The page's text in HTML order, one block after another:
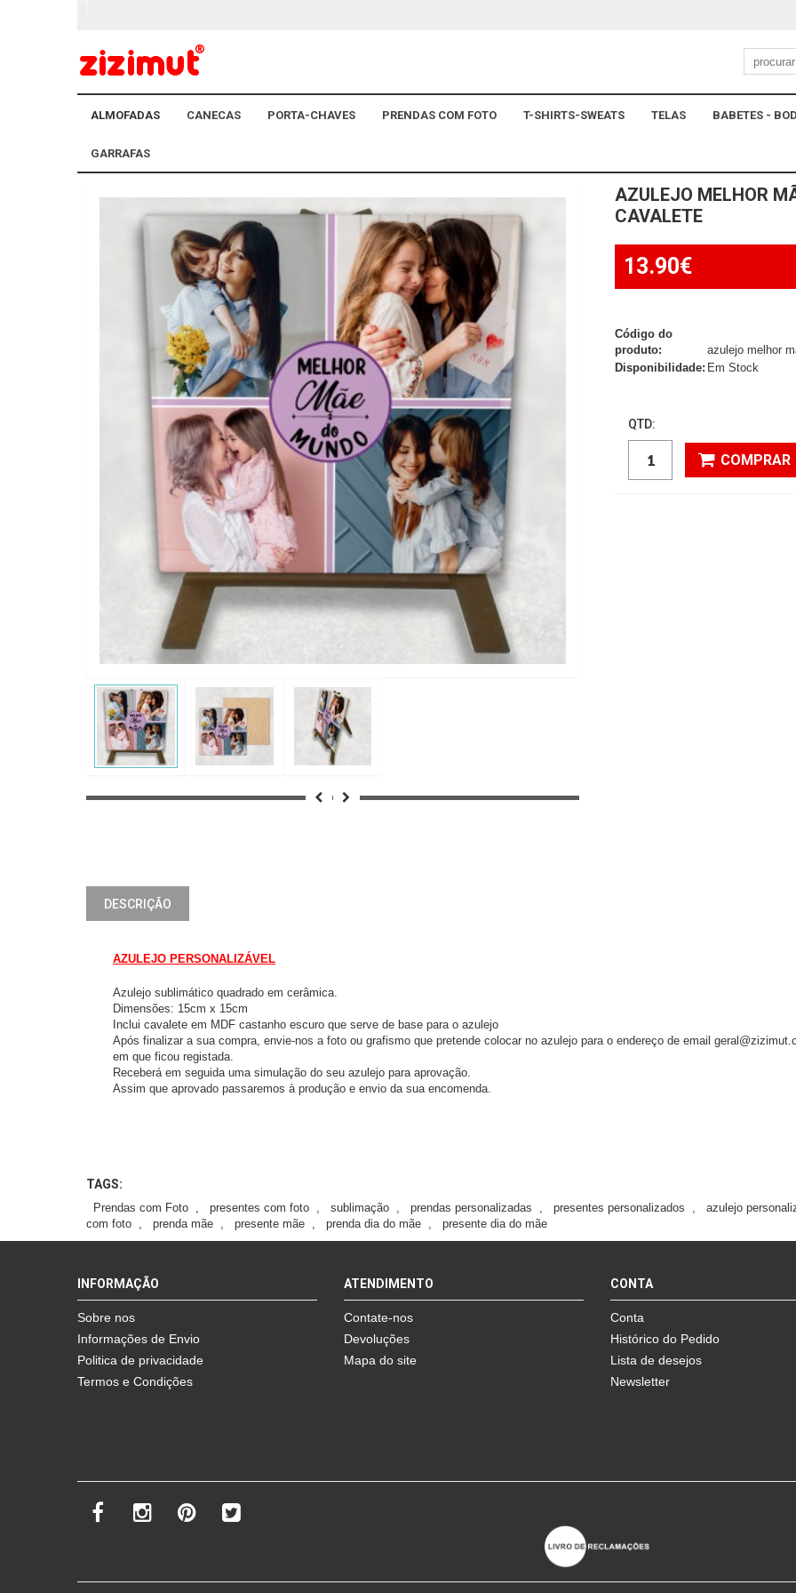
ALMOFADAS CANECAS PORTA-CHAVES PRENDAS COM FOTO T-SHIRTS-SWEATS TELAS BABETES -
GARRAFAS
AZULEJO MELHOR
CAVALETE
13.90€
Código do
produto:
azulejo melhor
Disponibilidade:Em Stock
QTD:
COMPRAR
DESCRIÇÃO
AZULEJO PERSONALIZÁVEL
Azulejo sublimático quadrado em cerâmica.
Dimensões: 15cm x 15cm
Inclui cavalete em MDF castanho escuro que serve de base para o azulejo
Após finalizar a sua compra, envie-nos a foto ou grafismo que pretende colocar no azulejo para o endereço de email
em que ficou registada.
Receberá em seguida uma simulação do seu azulejo para aprovação.
Assim que aprovado passaremos à produção e envio da sua encomenda.
TAGS:
Prendas com Foto presentes com foto sublimação prendas personalizadas presentes personalizados azulejo
com foto
prenda mãe presente mãe prenda dia do mãe presente dia do mãe
INFORMAÇÃO
Sobre nos
Informações de Envio
Politica de privacidade
Termos e Condições
ATENDIMENTO
Contate-nos
Devoluções
Mapa do site
CONTA
Conta
Histórico do Pedido
Lista de desejos
Newsletter